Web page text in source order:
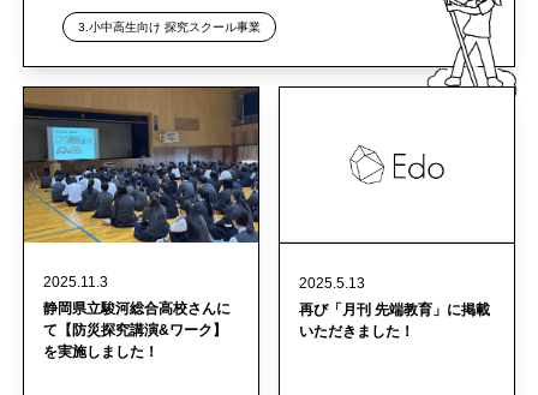
3.小中高生向け 探究スクール事業
2025.11.3
静岡県立駿河総合高校さんに
て【防災探究講演&ワーク】
を実施しました！
2025.5.13
再び「月刊 先端教育」に掲載
いただきました！